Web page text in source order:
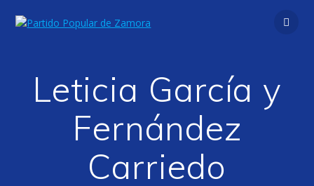
Leticia García y
Fernández
Carriedo